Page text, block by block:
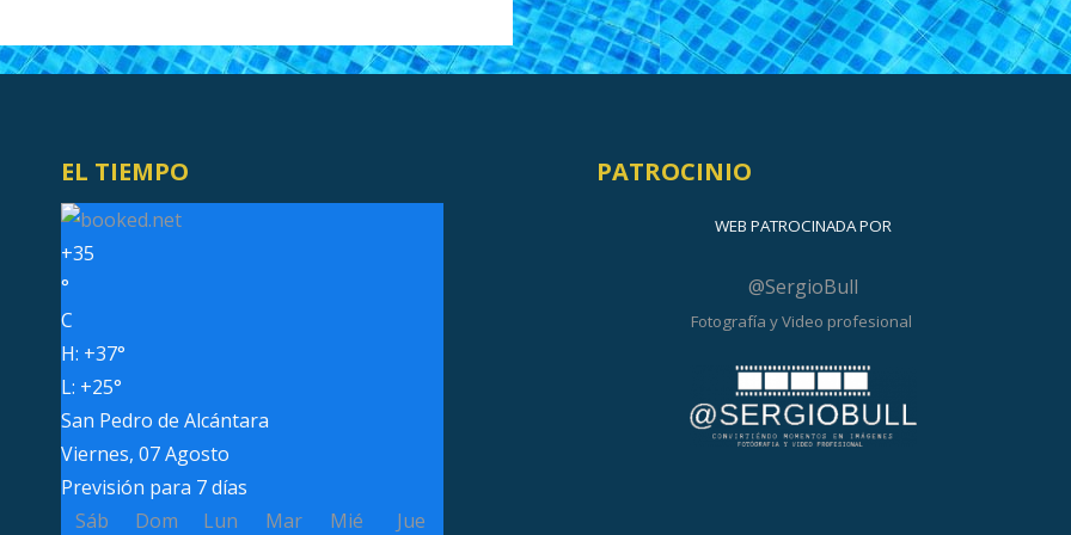
EL TIEMPO
+35
°
C
H: +37°
L: +25°
San Pedro de Alcántara
Viernes, 07 Agosto
Previsión para 7 días
Sáb
Dom Lun Mar Mié Jue
PATROCINIO
WEB PATROCINADA POR
@SergioBull
Fotografía y Video profesional